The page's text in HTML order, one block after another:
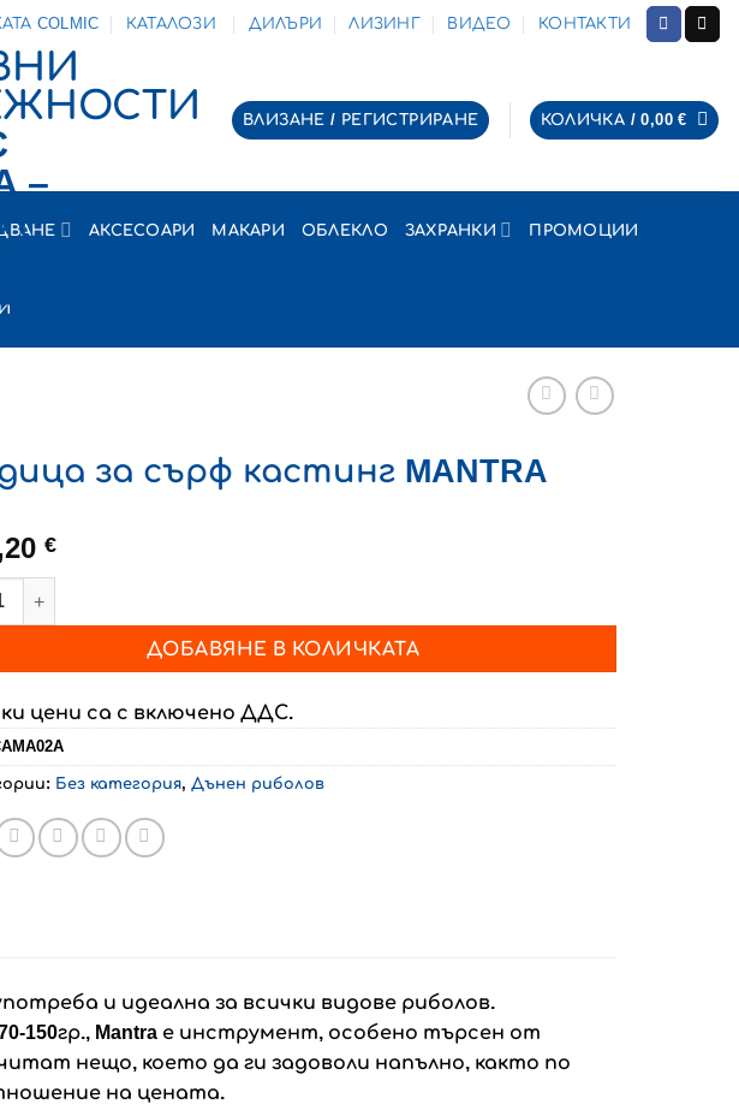
COLMIC КАТАЛОЗИ ДИЛЪРИ ЛИЗИНГ ВИДЕО КОНТАКТИ
ВЛИЗАНЕ / РЕГИСТРИРАНЕ КОЛИЧКА /0,00€
АКСЕСОАРИ МАКАРИ ОБЛЕКЛО ЗАХРАНКИ ПРОМОЦИИ
за сърф кастинг MANTRA
€
за Въдица за сърф кастинг MANTRA
ДОБАВЯНЕ В КОЛИЧКАТА
цени са с включено ДДС.
Без категория, Дънен риболов
и идеална за всички видове риболов.
150гр., Mantra е инструмент, особено търсен от
нещо, което да ги задоволи напълно, както по
на цената.